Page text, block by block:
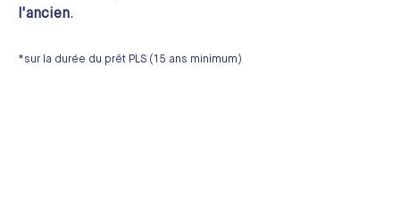
l'ancien.
*sur la durée du prêt PLS (15 ans minimum)